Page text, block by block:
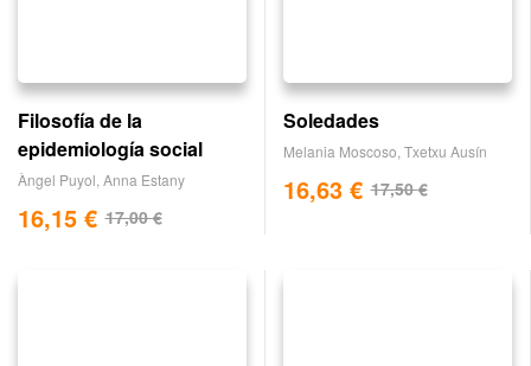
Filosofía de la
epidemiología social
Àngel Puyol Anna Estany
17,00€
16,15 €
Soledades
Melania Moscoso Txetxu Ausín
17,50€
16,63 €